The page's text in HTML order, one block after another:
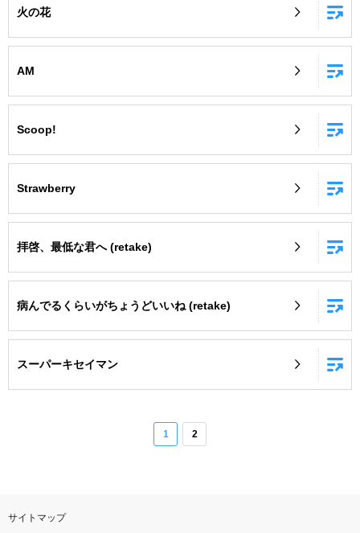
火の花
AM
Scoop!
Strawberry
拝啓、最低な君へ (retake)
病んでるくらいがちょうどいいね (retake)
スーパーキセイマン
1 2
サイトマップ